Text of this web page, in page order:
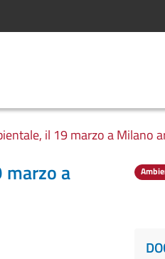
il 19 marzo a Milano
a